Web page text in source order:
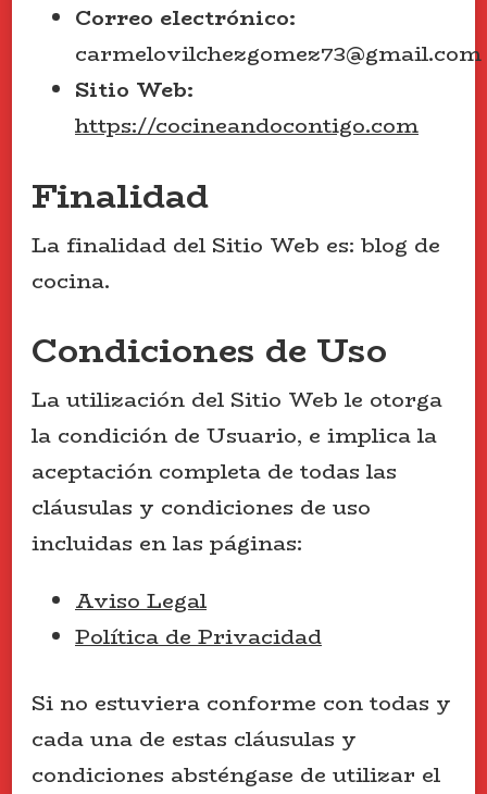
Correo electrónico:
carmelovilchezgomez73@gmail.com
Sitio Web:
https://cocineandocontigo.com
Finalidad
La finalidad del Sitio Web es: blog de
cocina.
Condiciones de Uso
La utilización del Sitio Web le otorga
la condición de Usuario, e implica la
aceptación completa de todas las
cláusulas y condiciones de uso
incluidas en las páginas:
Aviso Legal
Política de Privacidad
Si no estuviera conforme con todas y
cada una de estas cláusulas y
condiciones absténgase de utilizar el